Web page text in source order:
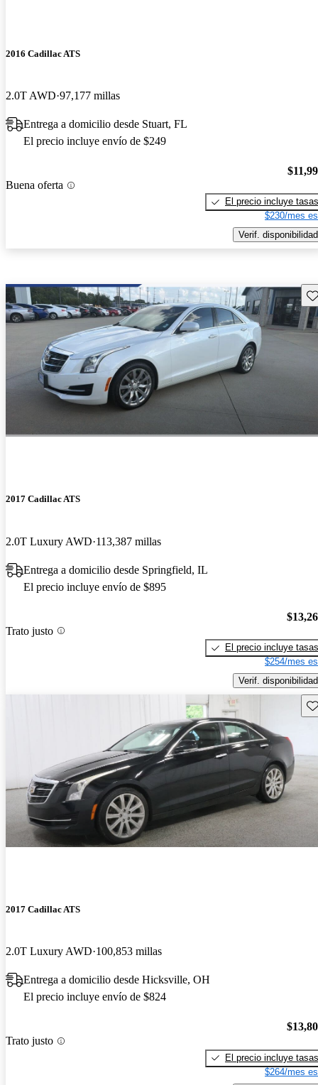
2016 Cadillac ATS
2.0T AWD 97,177 millas
Entrega a domicilio desde Stuart, FL
El precio incluye envío de $249
Buena oferta
El precio incluye tasas
$230/mes
Verif. disponibilidad
2017 Cadillac ATS
2.0T Luxury AWD 113,387 millas
Entrega a domicilio desde Springfield, IL
El precio incluye envío de $895
Trato justo
El precio incluye tasas
$254/mes
Verif. disponibilidad
2017 Cadillac ATS
2.0T Luxury AWD 100,853 millas
Entrega a domicilio desde Hicksville, OH
El precio incluye envío de $824
Trato justo
El precio incluye tasas
$264/mes